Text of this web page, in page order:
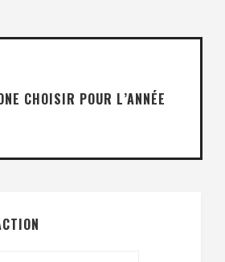
CHOISIR POUR L’ANNÉE